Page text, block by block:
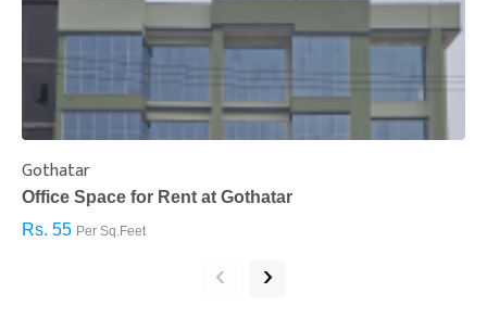
Gothatar
Office Space for Rent at Gothatar
Rs. 55 Per Sq.Feet
‹ ›